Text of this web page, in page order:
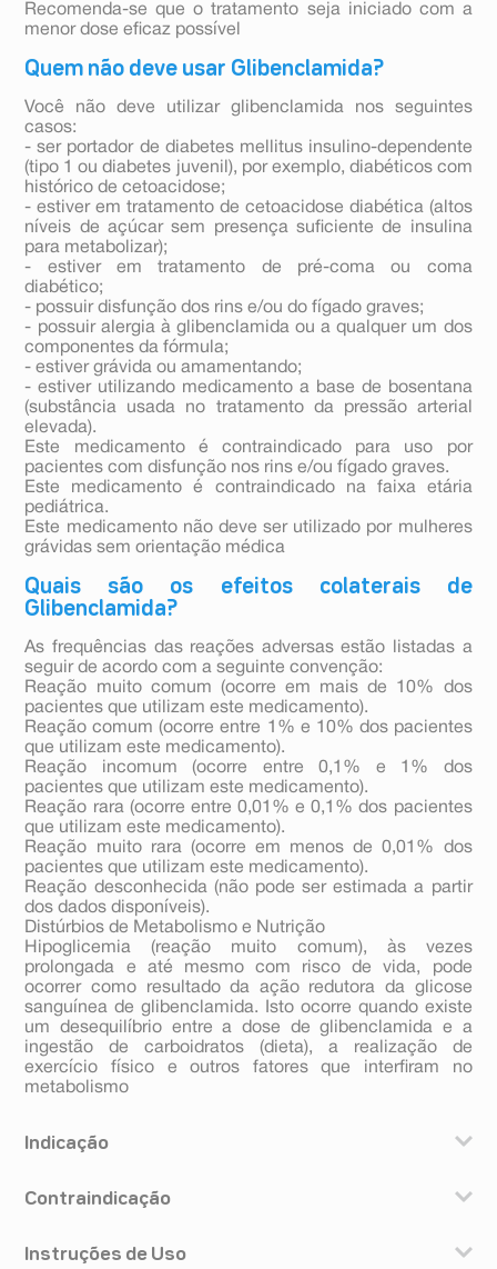
Recomenda-se que o tratamento seja iniciado com a
menor dose eficaz possível
Quem não deve usar Glibenclamida?
Você não deve utilizar glibenclamida nos seguintes
casos:
- ser portador de diabetes mellitus insulino-dependente
(tipo 1 ou diabetes juvenil), por exemplo, diabéticos com
histórico de cetoacidose;
- estiver em tratamento de cetoacidose diabética (altos
níveis de açúcar sem presença suficiente de insulina
para metabolizar);
- estiver em tratamento de pré-coma ou coma
diabético;
- possuir disfunção dos rins e/ou do fígado graves;
- possuir alergia à glibenclamida ou a qualquer um dos
componentes da fórmula;
- estiver grávida ou amamentando;
- estiver utilizando medicamento a base de bosentana
(substância usada no tratamento da pressão arterial
elevada).
Este medicamento é contraindicado para uso por
pacientes com disfunção nos rins e/ou fígado graves.
Este medicamento é contraindicado na faixa etária
pediátrica.
Este medicamento não deve ser utilizado por mulheres
grávidas sem orientação médica
Quais são os efeitos colaterais de
Glibenclamida?
As frequências das reações adversas estão listadas a
seguir de acordo com a seguinte convenção:
Reação muito comum (ocorre em mais de 10% dos
pacientes que utilizam este medicamento).
Reação comum (ocorre entre 1% e 10% dos pacientes
que utilizam este medicamento).
Reação incomum (ocorre entre 0,1% e 1% dos
pacientes que utilizam este medicamento).
Reação rara (ocorre entre 0,01% e 0,1% dos pacientes
que utilizam este medicamento).
Reação muito rara (ocorre em menos de 0,01% dos
pacientes que utilizam este medicamento).
Reação desconhecida (não pode ser estimada a partir
dos dados disponíveis).
Distúrbios de Metabolismo e Nutrição
Hipoglicemia (reação muito comum), às vezes
prolongada e até mesmo com risco de vida, pode
ocorrer como resultado da ação redutora da glicose
sanguínea de glibenclamida. Isto ocorre quando existe
um desequilíbrio entre a dose de glibenclamida e a
ingestão de carboidratos (dieta), a realização de
exercício físico e outros fatores que interfiram no
metabolismo
Indicação
diabetes mellitus não insulino-dependente (tipo 2 ou
exercício físico e redução de peso.
Contraindicação
casos: - ser portador de diabetes mellitus insulino-
Instruções de Uso